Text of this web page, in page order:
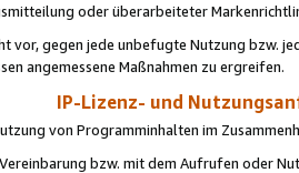
oder überarbeiteter
vor, gegen jede unbefugte Nutzung bzw.
angemessene Maßnahmen zu ergreifen.
IP-Lizenz- und
von Programminhalten im
bzw. mit dem Aufrufen oder